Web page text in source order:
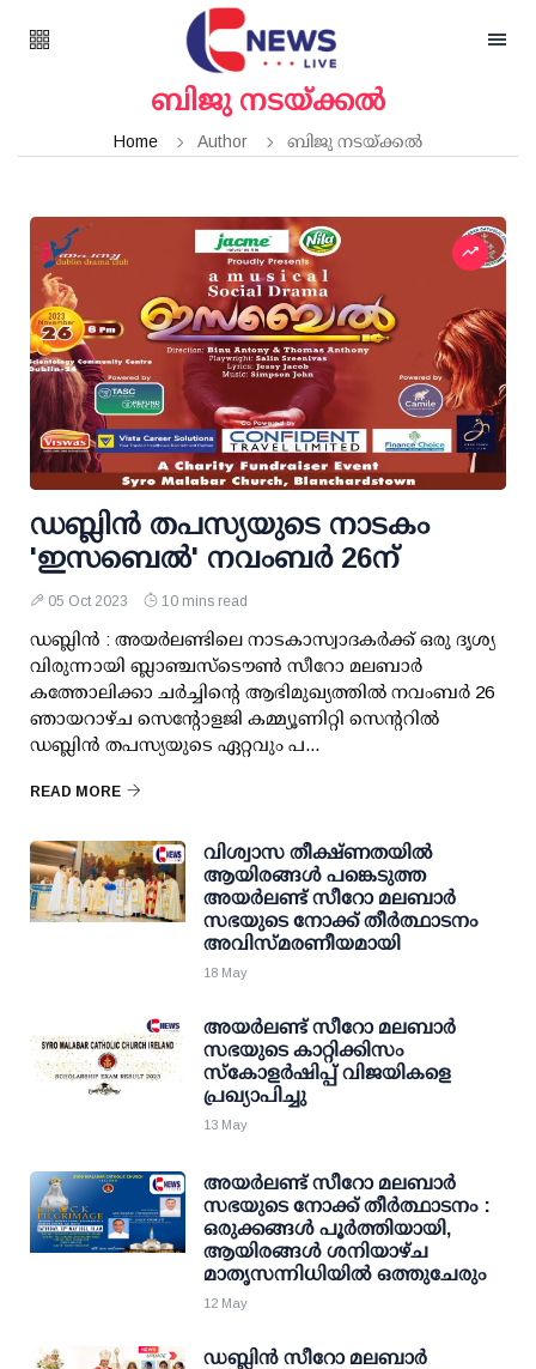
ബിജു നടയ്ക്കൽ
Home Author ബിജു നടയ്ക്കൽ
ഡബ്ലിൻ തപസ്യയുടെ നാടകം
'ഇസബെൽ' നവംബർ 26ന്
05 Oct 2023 10 mins read
ഡബ്ലിൻ : അയർലണ്ടിലെ നാടകാസ്വാദകർക്ക് ഒരു ദൃശ്യ
വിരുന്നായി ബ്ലാഞ്ചസ്ടൌൺ സീറോ മലബാർ
കത്തോലിക്കാ ചർച്ചിൻ്റെ ആഭിമുഖ്യത്തിൽ നവംബർ 26
ഞായറാഴ്ച സെന്റോളജി കമ്മ്യൂണിറ്റി സെന്ററിൽ
ഡബ്ലിൻ തപസ്യയുടെ ഏറ്റവും പ...
READ MORE
വിശ്വാസ തീക്ഷ്ണതയിൽ
ആയിരങ്ങൾ പങ്കെടുത്ത
അയർലണ്ട് സീറോ മലബാർ
സഭയുടെ നോക്ക് തീർത്ഥാടനം
അവിസ്മരണീയമായി
18 May
അയർലണ്ട് സീറോ മലബാർ
സഭയുടെ കാറ്റിക്കിസം
സ്കോളർഷിപ്പ് വിജയികളെ
പ്രഖ്യാപിച്ചു
13 May
അയർലണ്ട് സീറോ മലബാർ
സഭയുടെ നോക്ക് തീർത്ഥാടനം :
ഒരുക്കങ്ങൾ പൂർത്തിയായി,
ആയിരങ്ങൾ ശനിയാഴ്ച
മാതൃസന്നിധിയിൽ ഒത്തുചേരും
12 May
ഡബ്ലിൻ സീറോ മലബാർ